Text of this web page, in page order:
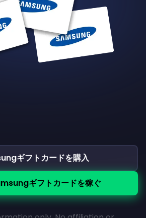
ギフトカードを購入
ギフトカードを稼ぐ